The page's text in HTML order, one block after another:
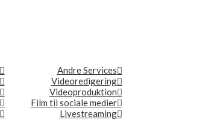
Andre Services
Videoredigering
Videoproduktion
Film til sociale medier
Livestreaming